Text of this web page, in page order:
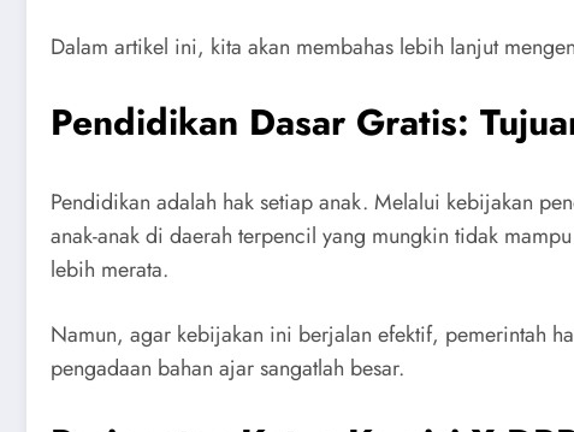
Dalam artikel ini, kita akan membahas lebih lanjut
Pendidikan Dasar Gratis:
Pendidikan adalah hak setiap anak. Melalui kebijakan
anak-anak di daerah terpencil yang mungkin tidak
lebih merata.
Namun, agar kebijakan ini berjalan efektif, pemerintah
pengadaan bahan ajar sangatlah besar.